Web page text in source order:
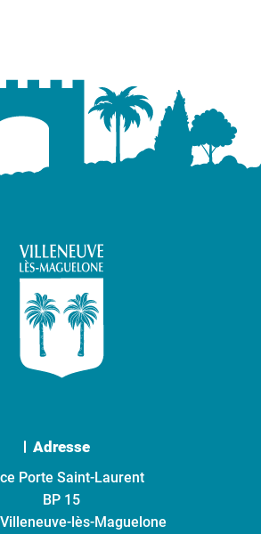
Adresse
Porte Saint-Laurent
BP 15
lès-Maguelone